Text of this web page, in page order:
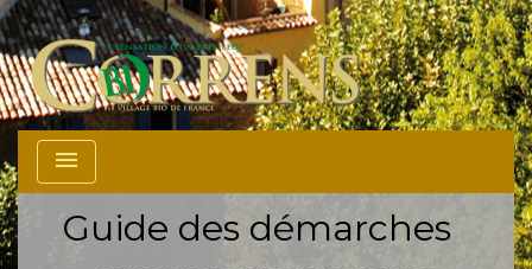
menu
Guide des démarches